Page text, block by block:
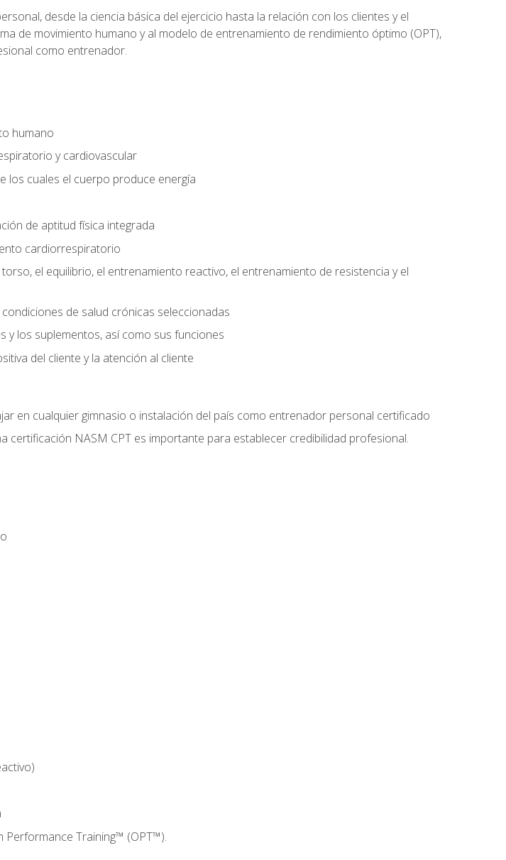
desde la ciencia básica del ejercicio hasta la relación con los clientes y el
de movimiento humano y al modelo de entrenamiento de rendimiento óptimo (OPT),
como entrenador.
humano
y cardiovascular
los cuales el cuerpo produce energía
de aptitud física integrada
cardiorrespiratorio
el equilibrio, el entrenamiento reactivo, el entrenamiento de resistencia y el
de salud crónicas seleccionadas
y los suplementos, así como sus funciones
del cliente y la atención al cliente
en cualquier gimnasio o instalación del país como entrenador personal certificado
certificación NASM CPT es importante para establecer credibilidad profesional.
Performance Training™ (OPT™).